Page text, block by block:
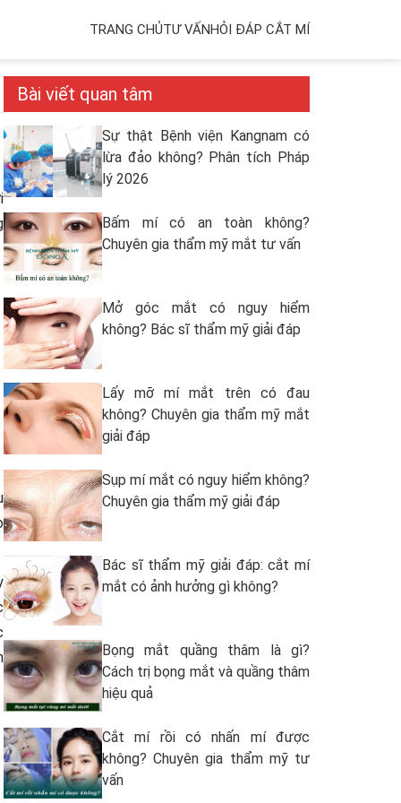
TRANG CHỦTƯ VẤNHỎI ĐÁP CẮT MÍ
Bài viết quan tâm
Sự thật Bệnh viện Kangnam có
lừa đảo không? Phân tích Pháp
lý 2026
Bấm mí có an toàn không?
Chuyên gia thẩm mỹ mắt tư vấn
Mở góc mắt có nguy hiểm
không? Bác sĩ thẩm mỹ giải đáp
Lấy mỡ mí mắt trên có đau
không? Chuyên gia thẩm mỹ mắt
giải đáp
Sụp mí mắt có nguy hiểm không?
Chuyên gia thẩm mỹ giải đáp
Bác sĩ thẩm mỹ giải đáp: cắt mí
mắt có ảnh hưởng gì không?
Bọng mắt quầng thâm là gì?
Cách trị bọng mắt và quầng thâm
hiệu quả
Cắt mí rồi có nhấn mí được
không? Chuyên gia thẩm mỹ tư
vấn